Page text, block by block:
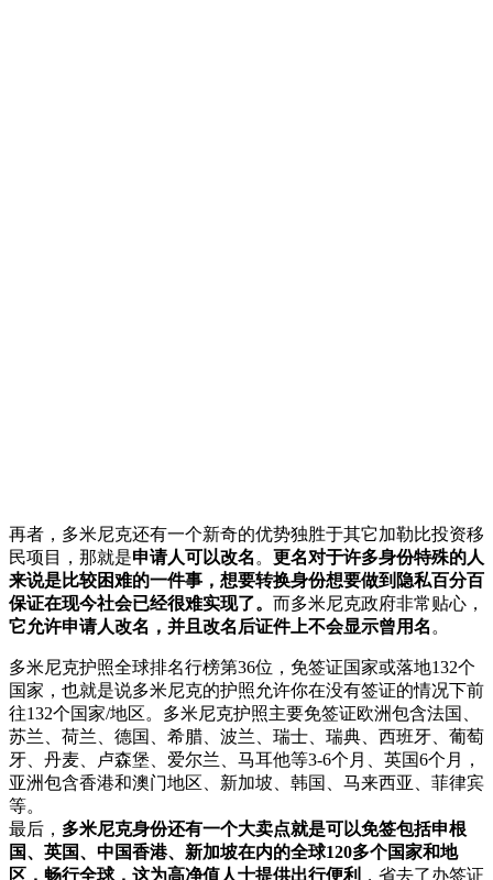
再者，多米尼克还有一个新奇的优势独胜于其它加勒比投资移
民项目，那就是申请人可以改名 。 更名对于许多身份特殊的人
来说是比较困难的一件事，想要转换身份想要做到隐私百分百
保证在现今社会已经很难实现了。 而多米尼克政府非常贴心，
它允许申请人改名，并且改名后证件上不会显示曾用名 。
多米尼克护照全球排名行榜第36位，免签证国家或落地132个
国家，也就是说多米尼克的护照允许你在没有签证的情况下前
往132个国家/地区。多米尼克护照主要免签证欧洲包含法国、
苏兰、荷兰、德国、希腊、波兰、瑞士、瑞典、西班牙、葡萄
牙、丹麦、卢森堡、爱尔兰、马耳他等3-6个月、英国6个月，
亚洲包含香港和澳门地区、新加坡、韩国、马来西亚、菲律宾
等。
最后， 多米尼克身份还有一个大卖点就是可以免签包括申根
国、英国、中国香港、新加坡在内的全球120多个国家和地
区，畅行全球，这为高净值人士提供出行便利 ，省去了办签证